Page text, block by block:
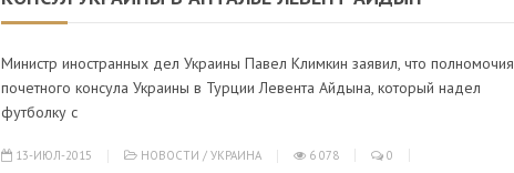
Министр иностранных дел Украины Павел Климкин заявил, что полномочия
почетного консула Украины в Турции Левента Айдына, который надел
футболку с
13-ИЮЛ-2015 НОВОСТИ / УКРАИНА 6 078 0